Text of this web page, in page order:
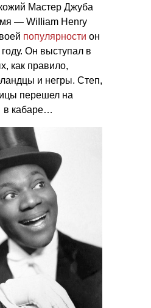
Мастер Джуба
— WiIIiam Henry
популярности он
году. Он выступал в
как правило,
и негры. Степ,
перешел на
в кабаре…